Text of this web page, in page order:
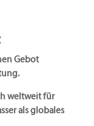
Gebot
weltweit für
als globales